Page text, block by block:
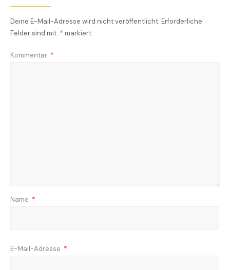
Deine E-Mail-Adresse wird nicht veröffentlicht. Erforderliche
Felder sind mit * markiert
Kommentar *
Name *
E-Mail-Adresse *